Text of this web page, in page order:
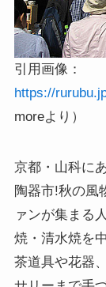
引用画像：
https://
moreより）
京都・山科に
陶器市!秋の風
ァンが集まる
焼・清水焼を
茶道具や花器